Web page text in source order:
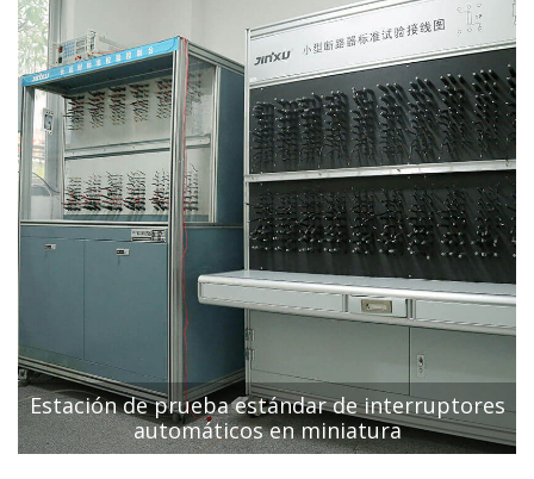
Estación de prueba estándar de interruptores
automáticos en miniatura